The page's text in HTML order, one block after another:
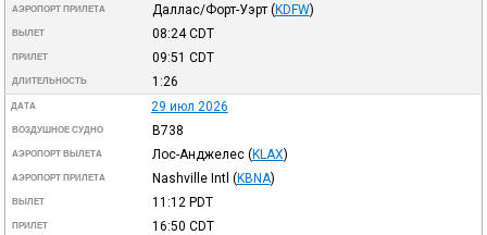
АЭРОПОРТ ПРИЛЕТА Даллас/Форт-Уэрт (KDFW)
ВЫЛЕТ 08:24CDT
ПРИЛЕТ 09:51 CDT
ДЛИТЕЛЬНОСТЬ 1:26
ДАТА 29 июл 2026
ВОЗДУШНОЕ СУДНО B738
АЭРОПОРТ ВЫЛЕТА Лос-Анджелес (KLAX)
АЭРОПОРТ ПРИЛЕТА Nashville Intl (KBNA)
ВЫЛЕТ 11:12 PDT
ПРИЛЕТ 16:50 CDT